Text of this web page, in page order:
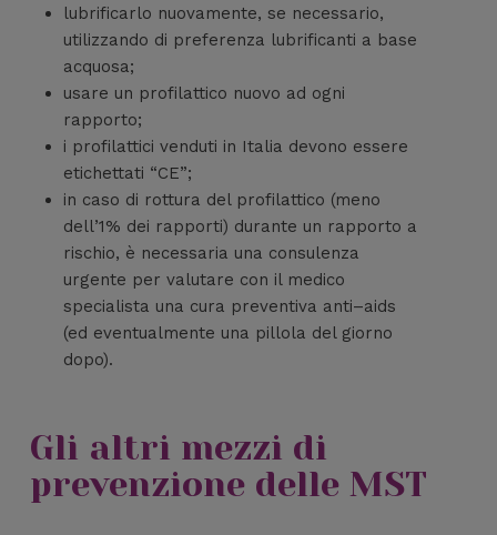
lubrificarlo nuovamente, se necessario,
utilizzando di preferenza lubrificanti a base
acquosa;
usare un profilattico nuovo ad ogni
rapporto;
i profilattici venduti in Italia devono essere
etichettati “CE”;
in caso di rottura del profilattico (meno
dell’1% dei rapporti) durante un rapporto a
rischio, è necessaria una consulenza
urgente per valutare con il medico
specialista una cura preventiva anti–aids
(ed eventualmente una pillola del giorno
dopo).
Gli altri mezzi di
prevenzione delle MST